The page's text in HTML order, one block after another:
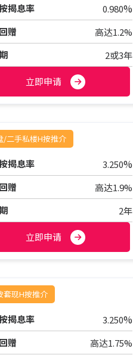
揭息率 0.980%
赠
高达1.2%
2或3年
立即申请
/二手私楼H按推介
揭息率 3.250%
赠
高达1.9%
2年
立即申请
套现H按推介
揭息率 3.250%
赠
高达1.75%